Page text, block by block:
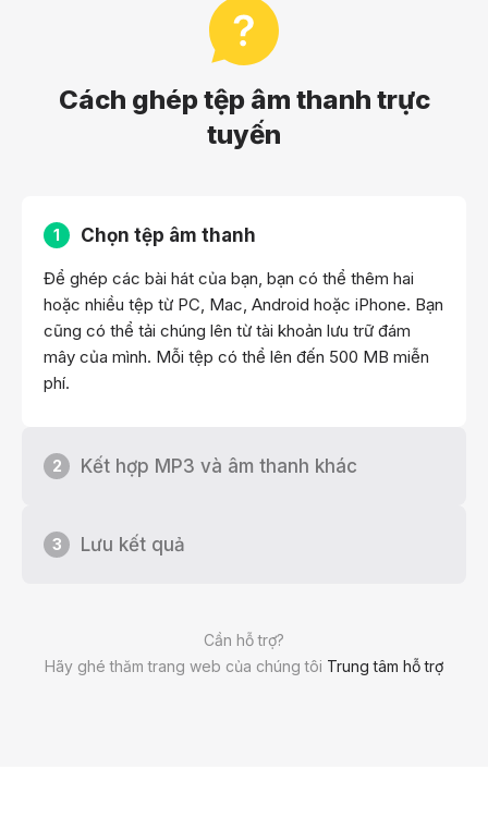
Cách ghép tệp âm thanh trực
tuyến
Cần hỗ trợ?
Hãy ghé thăm trang web của chúng tôi Trung tâm hỗ trợ
1 Chọn tệp âm thanh
Để ghép các bài hát của bạn, bạn có thể thêm hai
hoặc nhiều tệp từ PC, Mac, Android hoặc iPhone. Bạn
cũng có thể tải chúng lên từ tài khoản lưu trữ đám
mây của mình. Mỗi tệp có thể lên đến 500 MB miễn
phí.
2 Kết hợp MP3 và âm thanh khác
3 Lưu kết quả